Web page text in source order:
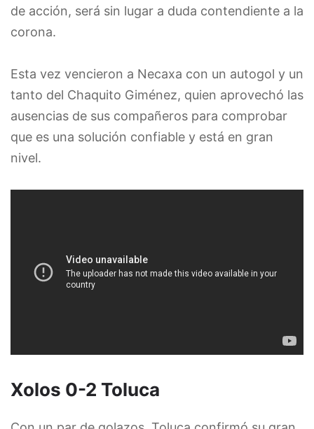
de acción, será sin lugar a duda contendiente a la
corona.
Esta vez vencieron a Necaxa con un autogol y un
tanto del Chaquito Giménez, quien aprovechó las
ausencias de sus compañeros para comprobar
que es una solución confiable y está en gran
nivel.
Xolos 0-2 Toluca